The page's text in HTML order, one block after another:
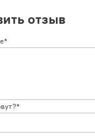
отзыв